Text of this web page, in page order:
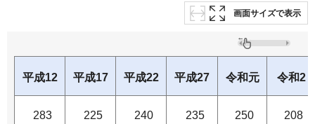
画面サイズで表示
平成12 平成17 平成22 平成27 令和元 令和2
283 225 240 235 250 208